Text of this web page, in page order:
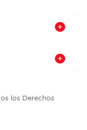
los Derechos